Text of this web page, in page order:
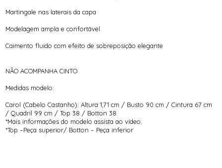
Martingale nas laterais da capa
Modelagem ampla e confortável
Caimento fluido com efeito de sobreposição elegante
NÃO ACOMPANHA CINTO
Medidas modelo:
Carol (Cabelo Castanho): Altura 1,71 cm / Busto 90 cm / Cintura 67 cm
/ Quadril 99 cm / Top 38 / Botton 38
*Mais informações do modelo assista ao vídeo.
*Top –Peça superior/ Botton – Peça inferior